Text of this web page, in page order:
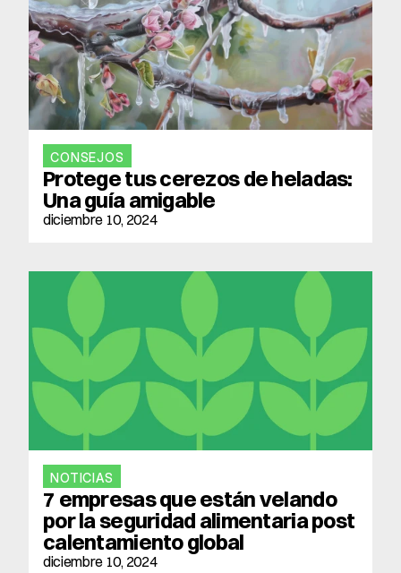
CONSEJOS
Protege tus cerezos de heladas:
Una guía amigable
diciembre 10, 2024
NOTICIAS
7 empresas que están velando
por la seguridad alimentaria post
calentamiento global
diciembre 10, 2024